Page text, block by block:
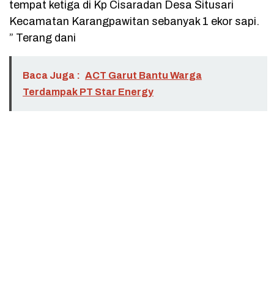
tempat ketiga di Kp Cisaradan Desa Situsari
Kecamatan Karangpawitan sebanyak 1 ekor sapi.
” Terang dani
Baca Juga : ACT Garut Bantu Warga
Terdampak PT Star Energy